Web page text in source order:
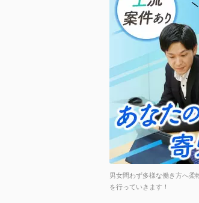
男女問わず多様な働き方へ柔
を行っていきます！